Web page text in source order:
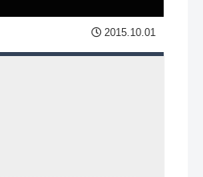
2015.10.01